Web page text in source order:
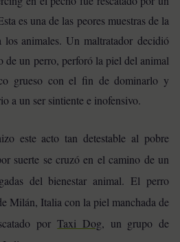
es una de las peores muestras de la
los animales. Un maltratador decidió
de un perro, perforó la piel del animal
grueso con el fin de dominarlo y
a un ser sintiente e inofensivo.
este acto tan detestable al pobre
suerte se cruzó en el camino de un
del bienestar animal. El perro
Milán, Italia con la piel manchada de
porTaxi Dog, un grupo de